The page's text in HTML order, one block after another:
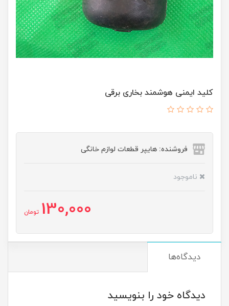
کلید ایمنی هوشمند بخاری برقی
فروشنده: هایپر قطعات لوازم خانگی
ناموجود
130,000 تومان
دیدگاه‌ها
دیدگاه خود را بنویسید